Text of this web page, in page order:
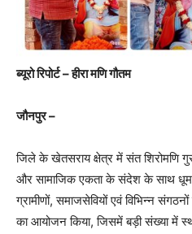
ब्यूरो रिपोर्ट – हीरा मणि गौतम
जौनपुर –
जिले के खेतसराय क्षेत्र में संत शिरोमणि
और सामाजिक एकता के संदेश के साथ
ग्रामीणों, समाजसेवियों एवं विभिन्न
का आयोजन किया, जिसमें बड़ी संख्या में